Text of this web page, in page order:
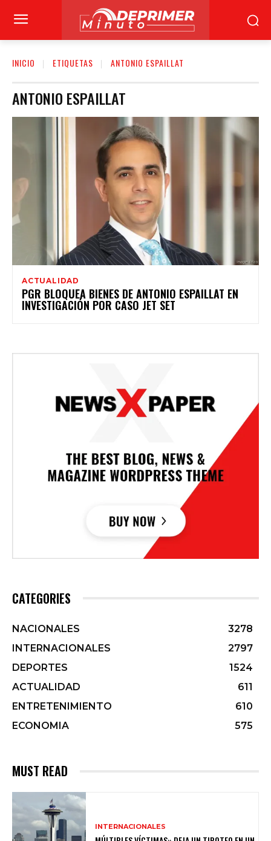
INICIO ETIQUETAS ANTONIO ESPAILLAT
ANTONIO ESPAILLAT
ACTUALIDAD
PGR BLOQUEA BIENES DE ANTONIO ESPAILLAT EN
INVESTIGACIÓN POR CASO JET SET
CATEGORIES
NACIONALES
3278
INTERNACIONALES
2797
DEPORTES
1524
ACTUALIDAD
611
ENTRETENIMIENTO
610
ECONOMIA
575
MUST READ
INTERNACIONALES